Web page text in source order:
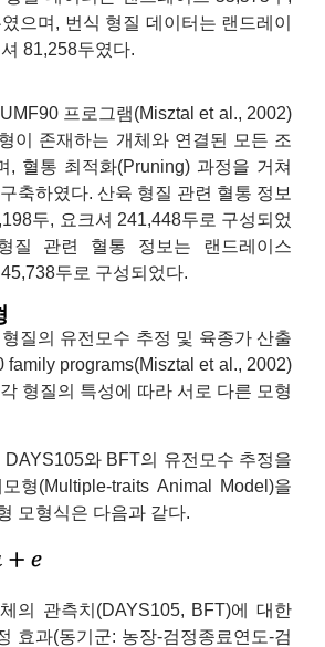
으며, 번식 형질 데이터는 랜드레이
81,258두였다.
프로그램(Misztal et al., 2002)
이 존재하는 개체와 연결된 모든 조
, 혈통 최적화(Pruning) 과정을 거쳐
축하였다. 산육 형질 관련 혈통 정보
두, 요크셔 241,448두로 구성되었
질 관련 혈통 정보는 랜드레이스
두로 구성되었다.
질의 유전모수 추정 및 육종가 산출
family programs(Misztal et al., 2002)
형질의 특성에 따라 서로 다른 모형
DAYS105와 BFT의 유전모수 추정을
형(Multiple-traits Animal Model)을
모형식은 다음과 같다.
의 관측치(DAYS105, BFT)에 대한
효과(동기군: 농장-검정종료연도-검